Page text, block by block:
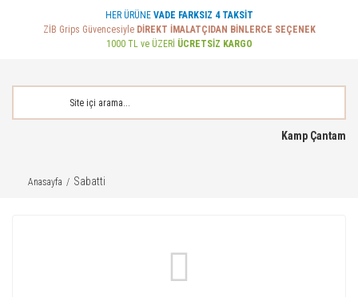
HER ÜRÜNE VADE FARKSIZ 4 TAKSİT
ZİB Grips Güvencesiyle DİREKT İMALATÇIDAN BİNLERCE SEÇENEK
1000 TL ve ÜZERİ ÜCRETSİZ KARGO
Kamp Çantam
Anasayfa Sabatti